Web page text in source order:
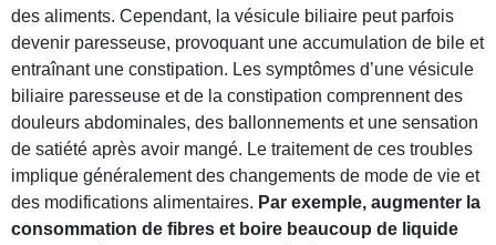
des aliments. Cependant, la vésicule biliaire peut parfois
devenir paresseuse, provoquant une accumulation de bile et
entraînant une constipation. Les symptômes d’une vésicule
biliaire paresseuse et de la constipation comprennent des
douleurs abdominales, des ballonnements et une sensation
de satiété après avoir mangé. Le traitement de ces troubles
implique généralement des changements de mode de vie et
des modifications alimentaires. Par exemple, augmenter la
consommation de fibres et boire beaucoup de liquide